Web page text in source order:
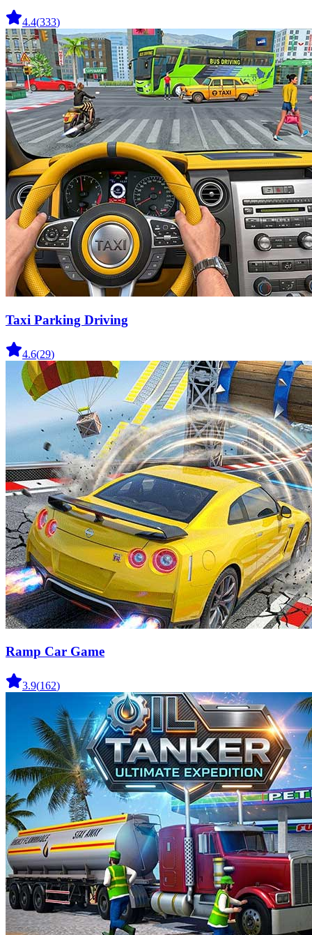
4.4(333)
Taxi Parking Driving
4.6(29)
Ramp Car Game
3.9(162)